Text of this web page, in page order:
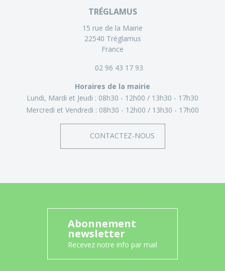
TRÉGLAMUS
15 rue de la Mairie
22540 Tréglamus
France
02 96 43 17 93
Horaires de la mairie
Lundi, Mardi et Jeudi : 08h30 - 12h00
13h30 - 17h30
Mercredi et Vendredi : 08h30 - 12h00 13h30 - 17h00
CONTACTEZ-NOUS
Abonnement
newsletter
Recevez notre info par mail